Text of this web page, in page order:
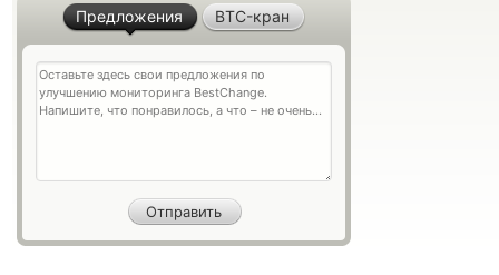
Предложения BTC-кран